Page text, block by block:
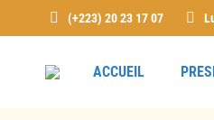
(+223) 20 23 17 07
ACCUEIL